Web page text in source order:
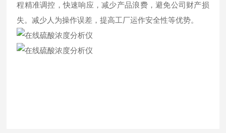
程精准调控，快速响应，减少产品浪费，避免公司财产损
失。减少人为操作误差，提高工厂运作安全性等优势。